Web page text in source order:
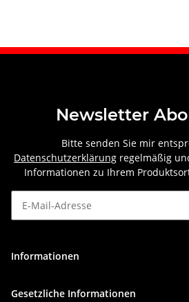
Newsletter
Bitte senden Sie mir
Datenschutzerklärung regelmäßig
Informationen zu Ihrem
Informationen
Gesetzliche Informationen